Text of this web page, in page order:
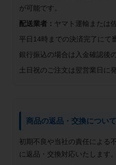
が可能です。
配送業者： ヤマト運輸または
平日14時までの決済完了にて
銀行振込の場合は入金確認後
土日祝のご注文は翌営業日に
商品の返品・交換について
初期不良や当社の責任による
に返品・交換対応いたします。